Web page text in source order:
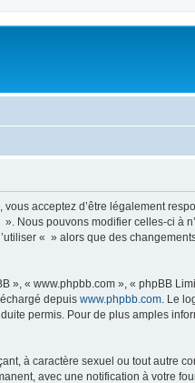
acceptez d’être légalement
Nous pouvons modifier celles-ci à
« » alors que des
« www.phpbb.com », « phpBB
depuis www.phpbb.com. Le
permis. Pour de plus amples
à caractère sexuel ou tout autre
avec une notification à votre